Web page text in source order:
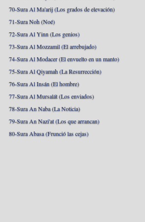
70-Sura Al Ma'arij (Los grados de elevación)
71-Sura Noh (Noé)
72-Sura Al Yinn (Los genios)
73-Sura Al Mozzamil (El arrebujado)
74-Sura Al Modacer (El envuelto en un manto)
75-Sura Al Qiyamah (La Resurrección)
76-Sura Al Insán (El hombre)
77-Sura Al Mursalát (Los enviados)
78-Sura An Naba (La Noticia)
79-Sura An Nazi'at (Los que arrancan)
80-Sura Abasa (Frunció las cejas)